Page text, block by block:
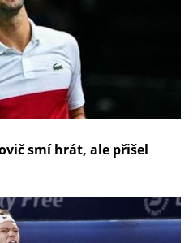
smí hrát, ale přišel